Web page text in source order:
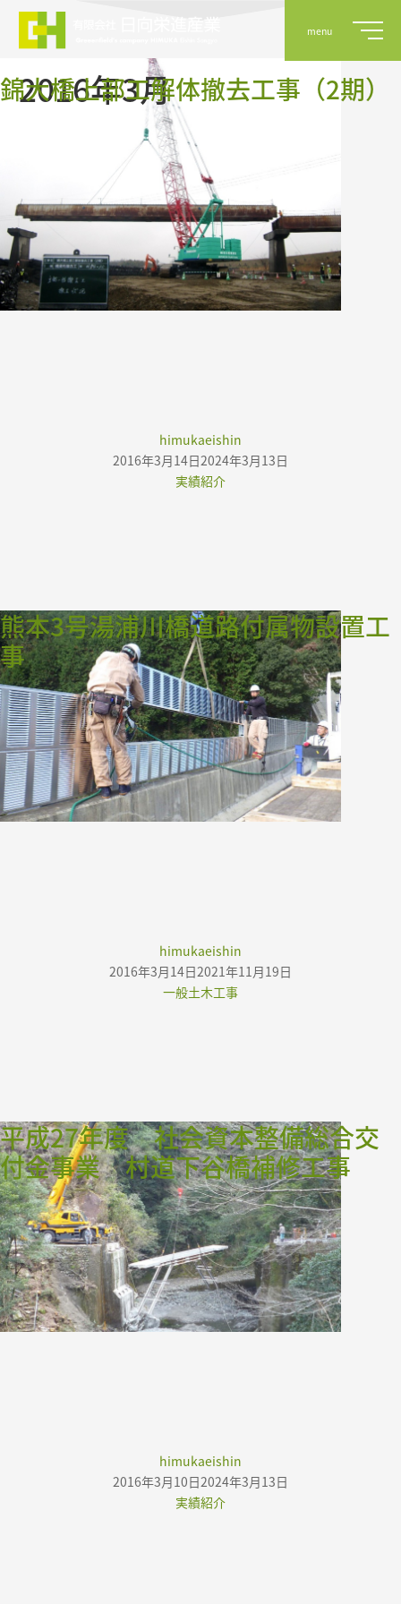
menu
事業案内
実績
会社概要
アクセス
お問い合わせ
2016年3月
錦大橋上部工解体撤去工事（2期）
Author
himukaeishin
Posted
2016年3月14日2024年3月13日
Categories
実績紹介
熊本3号湯浦川橋道路付属物設置工
事
Author
himukaeishin
Posted
2016年3月14日2021年11月19日
Categories
一般土木工事
平成27年度 社会資本整備総合交
付金事業 村道下谷橋補修工事
Author
himukaeishin
Posted
2016年3月10日2024年3月13日
Categories
実績紹介